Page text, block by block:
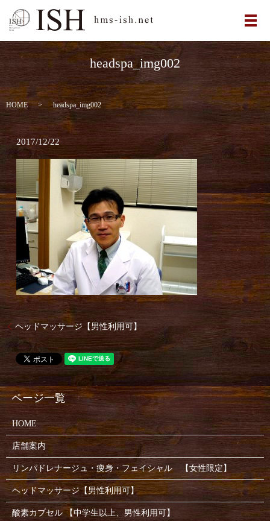
メ
headspa_img002
HOME headspa_img002
2017/12/22
ヘッドマッサージ【男性利用可】
HOME
店舗案内
リンパドレナージュ・痩身・フェイシャル 【女性限定】
ヘッドマッサージ【男性利用可】
酸素カプセル 【中学生以上、男性利用可】